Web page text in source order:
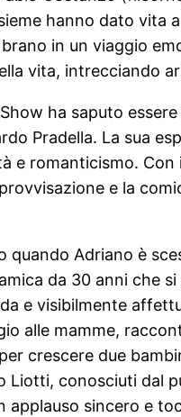
hanno dato
in un viaggio
vita, intrecciando
ha saputo
Pradella. La sua
e romanticismo.
e la
Adriano è
da 30 anni che
e visibilmente
alle mamme,
crescere due
conosciuti dal
applauso sincero e